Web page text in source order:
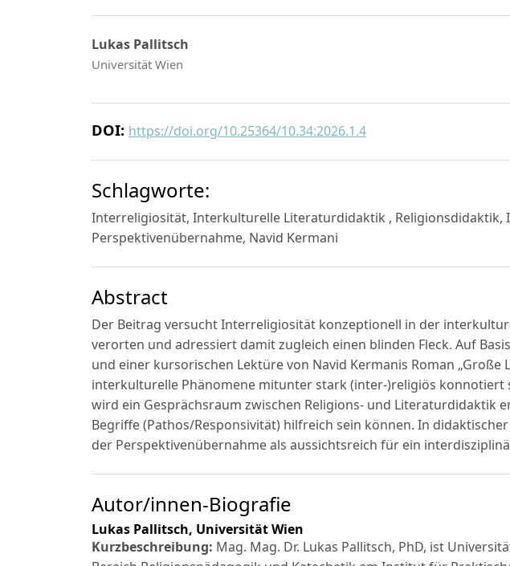
Lukas Pallitsch
Universität Wien
DOI: https://doi.org/10.25364/10.34:2026.1.4
Schlagworte:
Interreligiosität, Interkulturelle Literaturdidaktik , Religionsdidaktik,
Perspektivenübernahme, Navid Kermani
Abstract
Der Beitrag versucht Interreligiosität konzeptionell in der
verorten und adressiert damit zugleich einen blinden Fleck. Auf
und einer kursorischen Lektüre von Navid Kermanis Roman „Große
interkulturelle Phänomene mitunter stark (inter-)religiös konnotiert
wird ein Gesprächsraum zwischen Religions- und Literaturdidaktik
Begriffe (Pathos/Responsivität) hilfreich sein können. In
der Perspektivenübernahme als aussichtsreich für ein
Autor/innen-Biografie
Lukas Pallitsch, Universität Wien
Kurzbeschreibung: Mag. Mag. Dr. Lukas Pallitsch, PhD, ist